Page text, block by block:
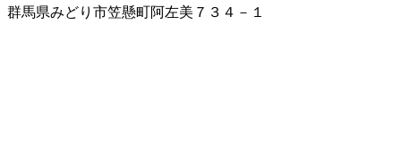
群馬県みどり市笠懸町阿左美７３４－１